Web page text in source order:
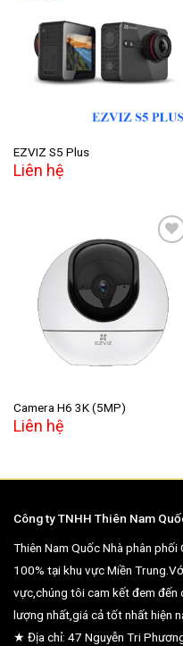
Add to
wishlist
EZVIZ S5 Plus
Liên hệ
Add to
wishlist
Camera H6 3K (5MP)
Liên hệ
Công ty TNHH Thiên Nam
Thiên Nam Quốc Nhà phân
100% tại khu vực Miền
vực,chúng tôi cam kết đem đến
lượng nhất,giá cả tốt nhất hiện
★ Địa chỉ: 47 Nguyễn Tri